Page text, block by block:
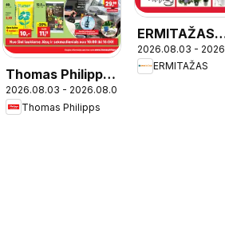
Thomas Philipps
leidinys
2026.08.03 - 2026.08.09
Thomas Philipps
ERMITAŽAS
leidinys
2026.08.03 -
ERMITAŽAS